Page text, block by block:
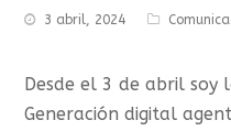
3 abril, 2024
Desde el 3 de abril soy
Generación digital